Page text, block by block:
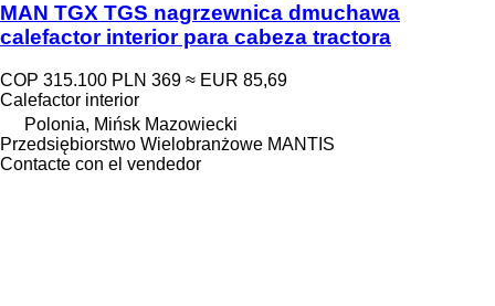
MAN TGX TGS nagrzewnica dmuchawa
calefactor interior para cabeza tractora
COP 315.100 PLN 369 ≈ EUR 85,69
Calefactor interior
Polonia, Mińsk Mazowiecki
Przedsiębiorstwo Wielobranżowe MANTIS
Contacte con el vendedor